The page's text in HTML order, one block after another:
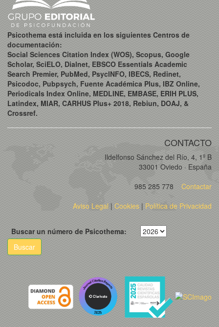
Psicothema está incluida en los siguientes Centros de
documentación:
Social Sciences Citation Index (WOS), Scopus, Google
Scholar, SciELO, Dialnet, EBSCO Essentials Academic
Search Premier, PubMed, PsycINFO, IBECS, Redinet,
Psicodoc, Pubpsych, Fuente Académica Plus, IBZ Online,
Periodicals Index Online, MEDLINE, EMBASE, ERIH PLUS,
Latindex, MIAR, CARHUS Plus+ 2018, Rebiun, DOAJ, &
Crossref.
CONTACTO
Ildelfonso Sánchez del Río, 4, 1º B
33001 Oviedo · España
985 285 778
Contactar
Aviso Legal| Cookies | Política de Privacidad
Buscar un número de Psicothema:
Buscar